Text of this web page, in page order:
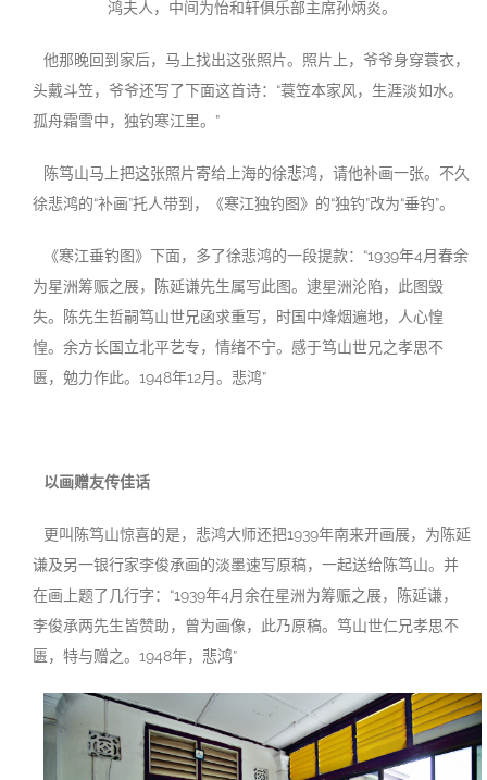
鸿夫人，中间为怡和轩俱乐部主席孙炳炎。
他那晚回到家后，马上找出这张照片。照片上，爷爷身穿蓑衣，
头戴斗笠，爷爷还写了下面这首诗：“蓑笠本家风，生涯淡如水。
孤舟霜雪中，独钓寒江里。”
陈笃山马上把这张照片寄给上海的徐悲鸿，请他补画一张。不久
徐悲鸿的“补画”托人带到，《寒江独钓图》的“独钓”改为“垂钓”。
《寒江垂钓图》下面，多了徐悲鸿的一段提款：“1939年4月春余
为星洲筹赈之展，陈延谦先生属写此图。逮星洲沦陷，此图毁
失。陈先生哲嗣笃山世兄函求重写，时国中烽烟遍地，人心惶
惶。余方长国立北平艺专，情绪不宁。感于笃山世兄之孝思不
匮，勉力作此。1948年12月。悲鸿”
以画赠友传佳话
更叫陈笃山惊喜的是，悲鸿大师还把1939年南来开画展，为陈延
谦及另一银行家李俊承画的淡墨速写原稿，一起送给陈笃山。并
在画上题了几行字：“1939年4月余在星洲为筹赈之展，陈延谦，
李俊承两先生皆赞助，曾为画像，此乃原稿。笃山世仁兄孝思不
匮，特与赠之。1948年，悲鸿”